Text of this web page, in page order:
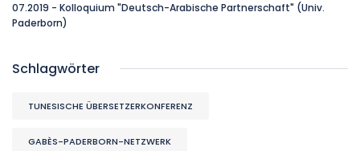
07.2019 - Kolloquium "Deutsch-Arabische Partnerschaft" (Univ.
Paderborn)
Schlagwörter
TUNESISCHE ÜBERSETZERKONFERENZ
GABÈS-PADERBORN-NETZWERK